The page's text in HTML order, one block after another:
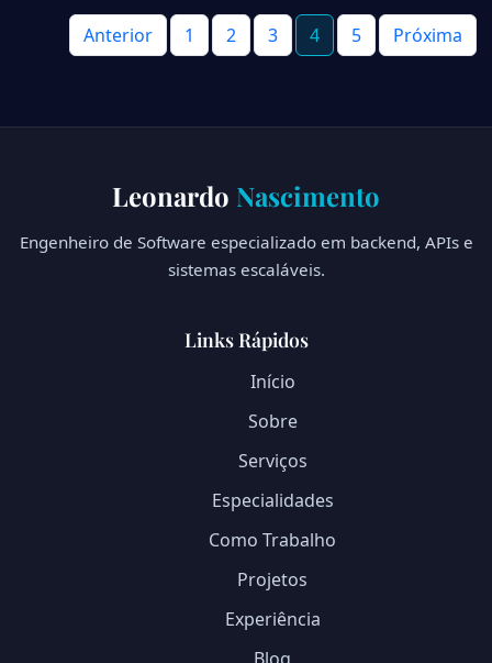
Anterior 1 2 3 4 5 Próxima
Leonardo Nascimento
Engenheiro de Software especializado em backend, APIs e
sistemas escaláveis.
Links Rápidos
Início
Sobre
Serviços
Especialidades
Como Trabalho
Projetos
Experiência